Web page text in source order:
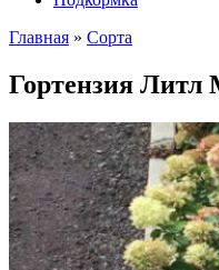
Главная » Сорта
Гортензия Литл